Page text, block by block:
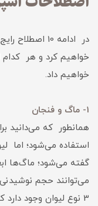
در ادامه 10
خواهیم کرد و هر کدام
خواهیم داد.
1- ماگ و فنجان
همانطور که می‌دانید
استفاده می‌شود؛ اما
گفته می‌شود؛ ماگ‌ها
می‌توانند حجم
3 نوع لیوان وجود